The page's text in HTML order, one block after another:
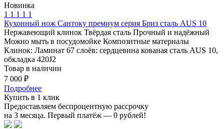
Новинка
1 1 1 1 1
Кухонный нож Сантоку премиум серия Бриз сталь AUS 10
Нержавеющий клинок Твёрдая сталь Прочный и надёжный
Можно мыть в посудомойке Композитные материалы
Клинок: Ламинат 67 слоёв: сердцевина кованая сталь AUS 10,
обкладка 420J2
Товар в наличии
7 000 ₽
Подробнее
Купить в 1 клик
Предоставляем беспроцентную рассрочку
на 3 месяца. Первый платёж — 0 рублей!